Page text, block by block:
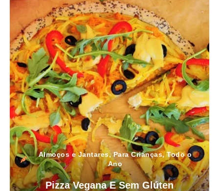
Almoços e Jantares,Para Crianças,Todo o
Ano
Pizza Vegana E Sem Glúten